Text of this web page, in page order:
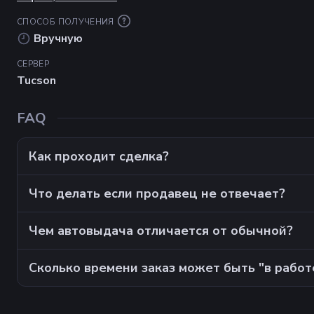
СПОСОБ ПОЛУЧЕНИЯ
Вручную
СЕРВЕР
Tucson
FAQ
Как проходит сделка?
Что делать если продавец не отвечает?
Чем автовыдача отличается от обычной?
Сколько времени заказ может быть "в